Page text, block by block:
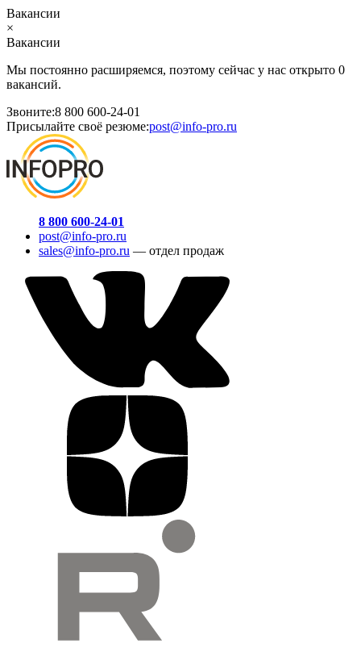
Вакансии
×
Вакансии
Мы постоянно расширяемся, поэтому сейчас у нас открыто 0
вакансий.
Звоните:8 800 600-24-01
Присылайте своё резюме:post@info-pro.ru
8 800 600-24-01
post@info-pro.ru
sales@info-pro.ru — отдел продаж